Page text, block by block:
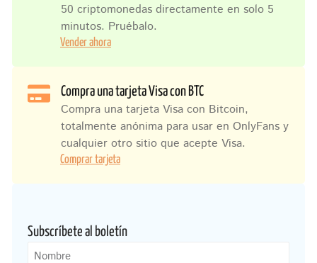
50 criptomonedas directamente en solo 5
minutos. Pruébalo.
Vender ahora
Compra una tarjeta Visa con BTC
Compra una tarjeta Visa con Bitcoin,
totalmente anónima para usar en OnlyFans y
cualquier otro sitio que acepte Visa.
Comprar tarjeta
Subscríbete al boletín
Nombre